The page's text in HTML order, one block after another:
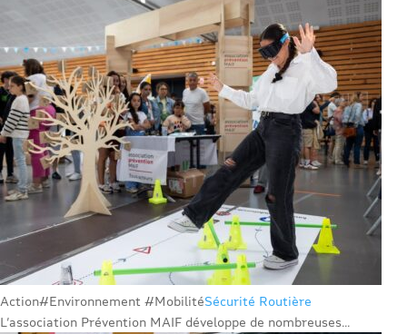
Action#Environnement #MobilitéSécurité Routière
L’association Prévention MAIF développe de nombreuses...